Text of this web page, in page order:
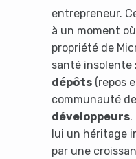
entrepreneur.
à un moment
propriété de
santé insolente
dépôts(repos
communauté de
développeurs.
lui un héritage
par une